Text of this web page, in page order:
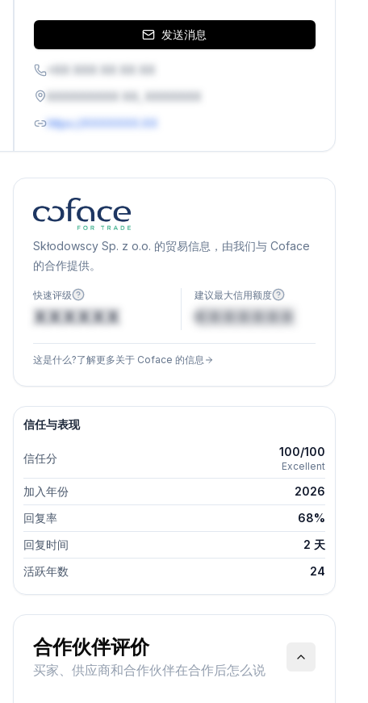
发送消息
+XX XXX XX XX XX
https://XXXXXXX.XX
Skłodowscy Sp. z o.o. 的贸易信息，由我们与 Coface
的合作提供。
快速评级
XXXXXX
建议最大信用额度
€XXXXXX
这是什么?了解更多关于 Coface 的信息
信任与表现
信任分 100/100
Excellent
加入年份
2026
回复率
68%
回复时间
2 天
活跃年数
24
合作伙伴评价
买家、供应商和合作伙伴在合作后怎么说